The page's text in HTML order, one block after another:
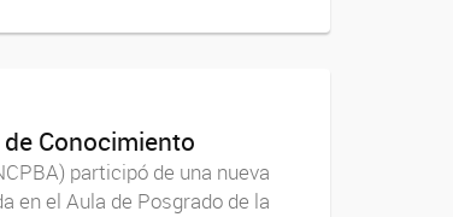
Conocimiento
participó de una nueva
en el Aula de Posgrado de la